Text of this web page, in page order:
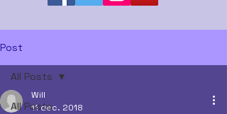
Post
All Posts
All Posts
Will
11 déc. 2018